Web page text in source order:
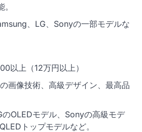
、LG、Sonyの一部モデルな
以上（12万円以上）
画像技術、高級デザイン、最高品
のOLEDモデル、Sonyの高級モデ
トップモデルなど。